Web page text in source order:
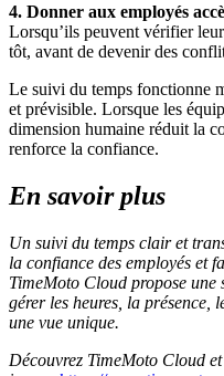
4. Donner aux employés
Lorsqu’ils peuvent vérifier
tôt, avant de devenir des
Le suivi du temps fonctionne
et prévisible. Lorsque les
dimension humaine réduit la
renforce la confiance.
En savoir plus
Un suivi du temps clair et
la confiance des employés et
TimeMoto Cloud propose
gérer les heures, la présence,
une vue unique.
Découvrez TimeMoto Cloud